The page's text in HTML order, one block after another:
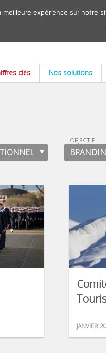
clés Nos solutions
OBJECTIF
JANVIER
expérience sur notre